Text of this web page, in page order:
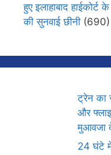
हुए इलाहाबाद हाईकोर्ट
की सुनवाई छीनी (690)
ट्रेन का
और
मुआवजा
24 घंटे में